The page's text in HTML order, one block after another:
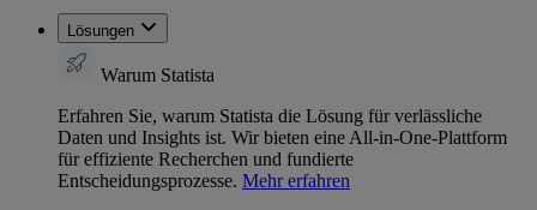
Lösungen
Warum Statista
Erfahren Sie, warum Statista die Lösung für verlässliche
Daten und Insights ist. Wir bieten eine All-in-One-Plattform
für effiziente Recherchen und fundierte
Entscheidungsprozesse. Mehr erfahren